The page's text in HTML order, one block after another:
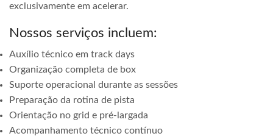
exclusivamente em acelerar.
Nossos serviços incluem:
Auxílio técnico em track days
Organização completa de box
Suporte operacional durante as sessões
Preparação da rotina de pista
Orientação no grid e pré-largada
Acompanhamento técnico contínuo